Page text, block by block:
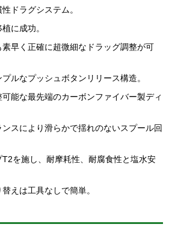
ドラグシステム。
に成功。
早く正確に超微細なドラッグ調整が可
ルなプッシュボタンリリース構造。
能な最先端のカーボンファイバー製ディ
スにより滑らかで揺れのないスプール回
を施し、耐摩耗性、耐腐食性と塩水安
えは工具なしで簡単。